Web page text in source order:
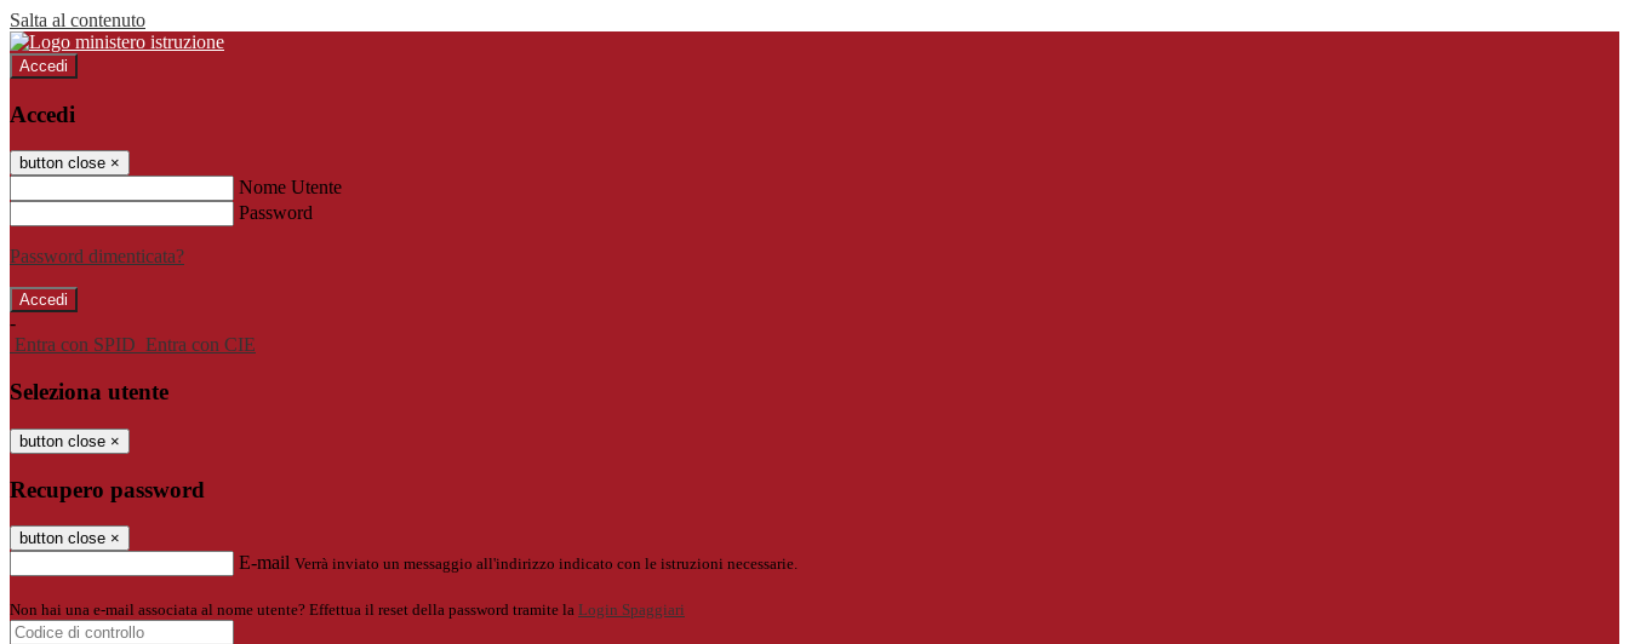
Salta al contenuto
Accedi
Accedi
button close ×
Nome Utente
Password
Password dimenticata?
-
Entra con SPID Entra con CIE
Seleziona utente
button close ×
Recupero password
button close ×
E-mail Verrà inviato un messaggio all'indirizzo indicato con le istruzioni necessarie.
Non hai una e-mail associata al nome utente? Effettua il reset della password tramite la Login Spaggiari